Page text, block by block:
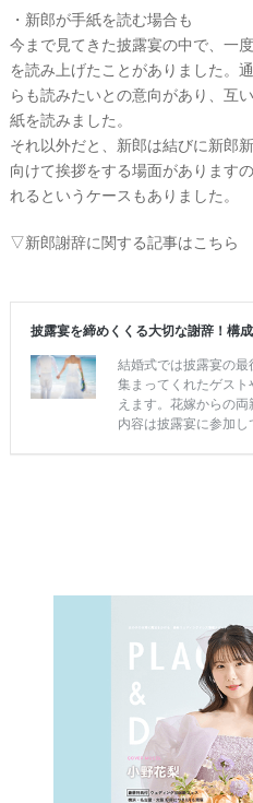
・新郎が手紙を読む場合も
今まで見てきた披露宴の中で、一
を読み上げたことがありました。
らも読みたいとの意向があり、互
紙を読みました。
それ以外だと、新郎は結びに新郎
向けて挨拶をする場面があります
れるというケースもありました。
▽新郎謝辞に関する記事はこちら
ウ
ェ
デ
ィ
グ
フ
ト